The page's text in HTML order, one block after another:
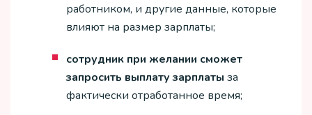
работником, и другие данные, которые
влияют на размер зарплаты;
сотрудник при желании сможет
запросить выплату зарплаты за
фактически отработанное время;